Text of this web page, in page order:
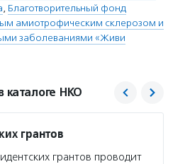
, Благотворительный фонд
амиотрофическим склерозом и
заболеваниями «Живи
каталоге НКО
грантов
грантов проводит